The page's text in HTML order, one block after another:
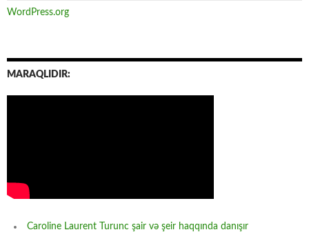
WordPress.org
MARAQLIDIR:
Caroline Laurent Turunc şair və şeir haqqında danışır